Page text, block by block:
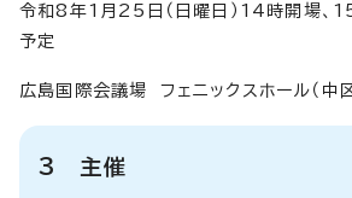
令和8年1月25日（日曜日）14時開場、
予定
広島国際会議場 フェニックスホール（中
3 主催